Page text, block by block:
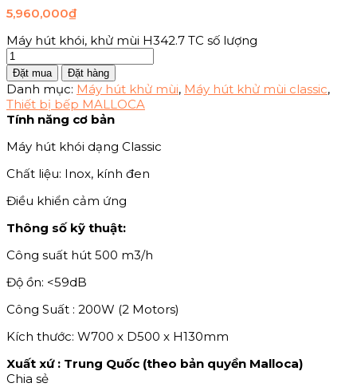
5,960,000₫
Máy hút khói, khử mùi H342.7 TC số lượng
Đặt mua Đặt hàng
Danh mục: Máy hút khử mùi, Máy hút khử mùi classic,
Thiết bị bếp MALLOCA
Tính năng cơ bản
Máy hút khói dạng Classic
Chất liệu: Inox, kính đen
Điều khiển cảm ứng
Thông số kỹ thuật:
Công suất hút 500 m3/h
Độ ồn: <59dB
Công Suất : 200W (2 Motors)
Kích thước: W700 x D500 x H130mm
Xuất xứ : Trung Quốc (theo bản quyền Malloca)
Chia sẻ